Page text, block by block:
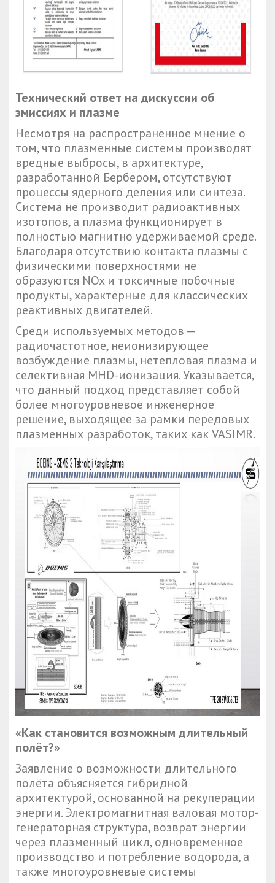
Технический ответ на дискуссии об
эмиссиях и плазме
Несмотря на распространённое мнение о
том, что плазменные системы производят
вредные выбросы, в архитектуре,
разработанной Бербером, отсутствуют
процессы ядерного деления или синтеза.
Система не производит радиоактивных
изотопов, а плазма функционирует в
полностью магнитно удерживаемой среде.
Благодаря отсутствию контакта плазмы с
физическими поверхностями не
образуются NOx и токсичные побочные
продукты, характерные для классических
реактивных двигателей.
Среди используемых методов —
радиочастотное, неионизирующее
возбуждение плазмы, нетепловая плазма и
селективная MHD-ионизация. Указывается,
что данный подход представляет собой
более многоуровневое инженерное
решение, выходящее за рамки передовых
плазменных разработок, таких как VASIMR.
«Как становится возможным длительный
полёт?»
Заявление о возможности длительного
полёта объясняется гибридной
архитектурой, основанной на рекуперации
энергии. Электромагнитная валовая мотор-
генераторная структура, возврат энергии
через плазменный цикл, одновременное
производство и потребление водорода, а
также многоуровневые системы